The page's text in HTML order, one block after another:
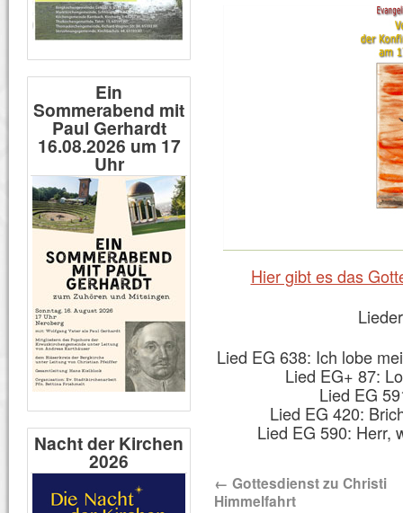
Hier gibt es das
Lied EG 638: Ich lobe
Lied EG+ 87:
Lied EG
Lied EG 420:
Lied EG 590: Herr,
← Gottesdienst zu Christi
Himmelfahrt
Ein
Sommerabend mit
Paul Gerhardt
16.08.2026 um 17
Uhr
Nacht der Kirchen
2026